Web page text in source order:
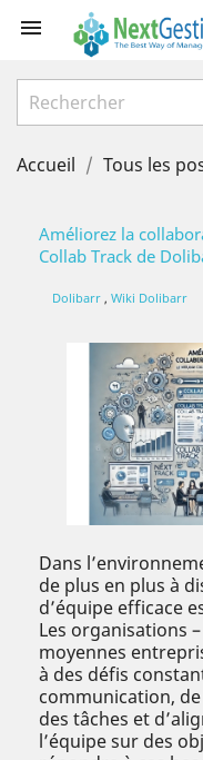

Accueil Tous les
Améliorez la
Collab Track de
Dolibarr , Wiki Dolibarr
Dans
de plus en plus à
d’équipe efficace
Les organisations
moyennes
à des défis
communication,
des tâches et
l’équipe sur des